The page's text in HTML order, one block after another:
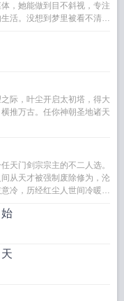
，她能做到目不斜视，专注
活。没想到梦里被看不清模
际，叶尘开启太初塔，得大
推万古。任你神朝圣地诸天
天门剑宗宗主的不二人选。
从天才被强制废除修为，沦
冷，历经红尘人世间冷暖，